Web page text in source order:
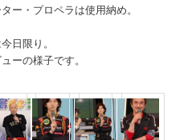
ー・プロペラは使用納め。
日限り。
ーの様子です。